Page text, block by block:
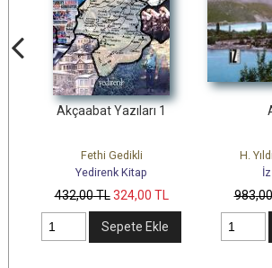
Akçaabat Yazıları 1
Fethi Gedikli
Yedirenk Kitap
432,00TL324,00TL
Sepete Ekle
H.
İz
983,00